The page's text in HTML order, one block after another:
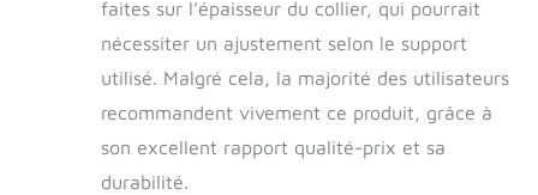
faites sur l’épaisseur du collier, qui pourrait
nécessiter un ajustement selon le support
utilisé. Malgré cela, la majorité des utilisateurs
recommandent vivement ce produit, grâce à
son excellent rapport qualité-prix et sa
durabilité.